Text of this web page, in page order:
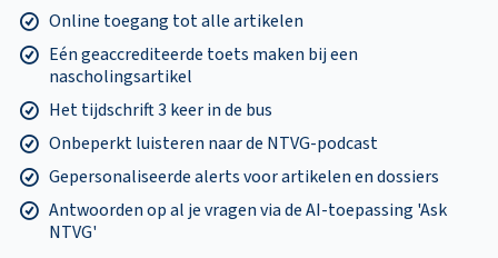
Online toegang tot alle artikelen
Eén geaccrediteerde toets maken bij een
nascholingsartikel
Het tijdschrift 3 keer in de bus
Onbeperkt luisteren naar de NTVG-podcast
Gepersonaliseerde alerts voor artikelen en dossiers
Antwoorden op al je vragen via de AI-toepassing 'Ask
NTVG'